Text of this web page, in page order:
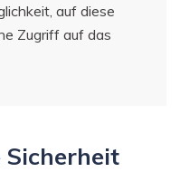
auf diese
Zugriff auf das
Sicherheit